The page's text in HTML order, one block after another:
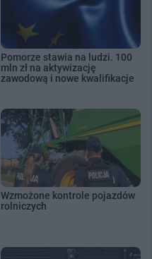
Pomorze stawia na ludzi. 100
mln zł na aktywizację
zawodową i nowe kwalifikacje
Wzmożone kontrole pojazdów
rolniczych